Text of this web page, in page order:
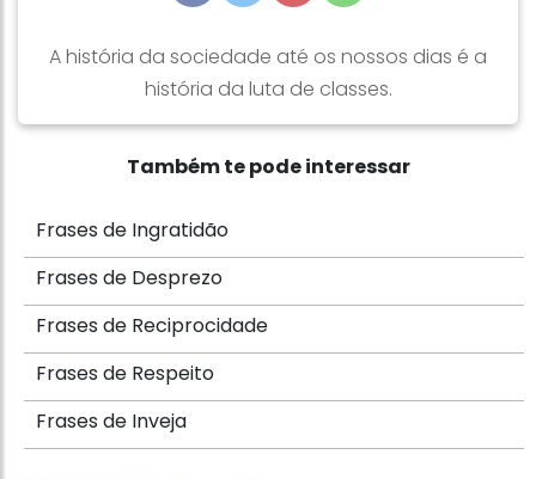
A história da sociedade até os nossos dias é a
história da luta de classes.
Também te pode interessar
Frases de Ingratidão
Frases de Desprezo
Frases de Reciprocidade
Frases de Respeito
Frases de Inveja